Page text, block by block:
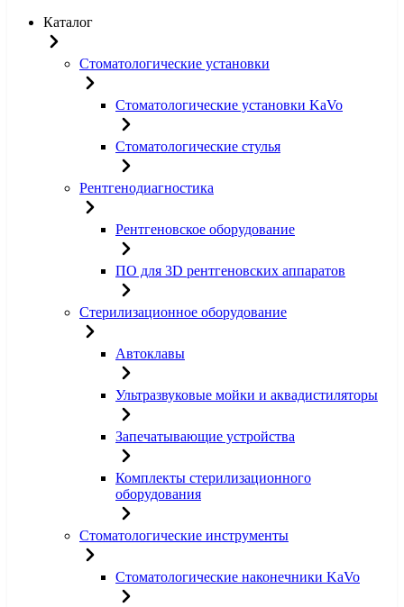
Каталог
Стоматологические установки
Стоматологические установки KaVo
Стоматологические стулья
Рентгенодиагностика
Рентгеновское оборудование
ПО для 3D рентгеновских аппаратов
Стерилизационное оборудование
Автоклавы
Ультразвуковые мойки и аквадистиляторы
Запечатывающие устройства
Комплекты стерилизационного
оборудования
Стоматологические инструменты
Стоматологические наконечники KaVo